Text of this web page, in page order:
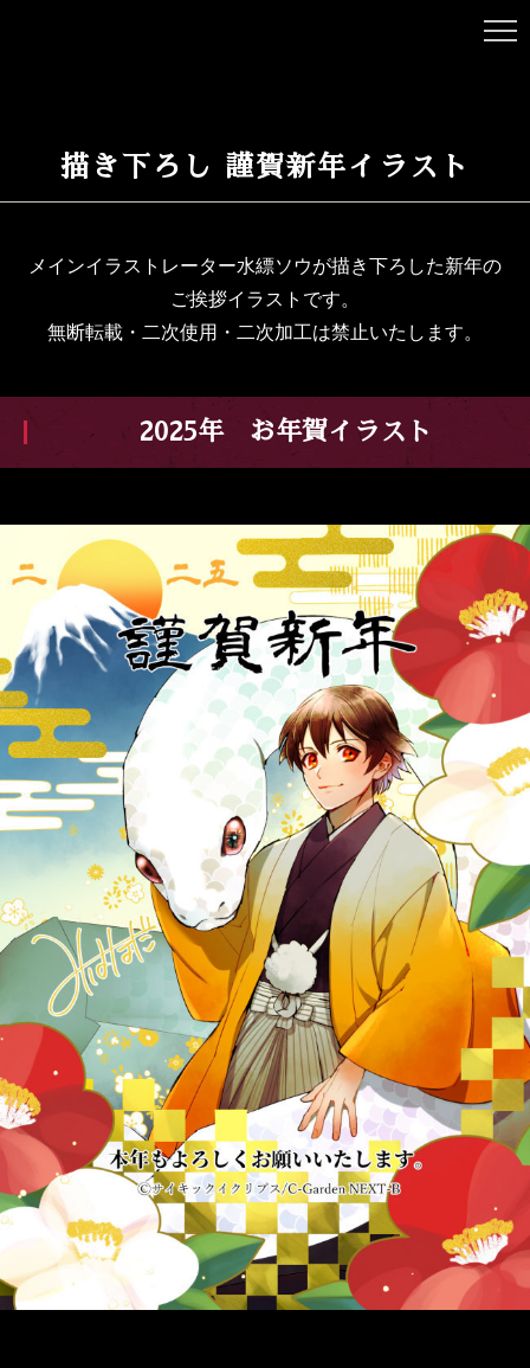
描き下ろし 謹賀新年イラスト
メインイラストレーター水縹ソウが描き下ろした新年の
ご挨拶イラストです。
無断転載・二次使用・二次加工は禁止いたします。
2025年 お年賀イラスト